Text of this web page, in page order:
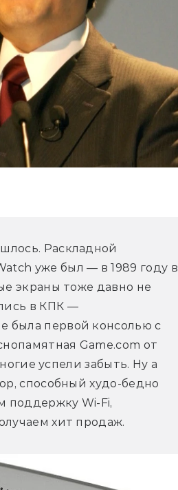
Раскладной
уже был — в 1989 году в
экраны тоже давно не
в КПК —
была первой консолью с
Game.com от
успели забыть. Ну а
способный худо-бедно
поддержку Wi-Fi,
хит продаж.